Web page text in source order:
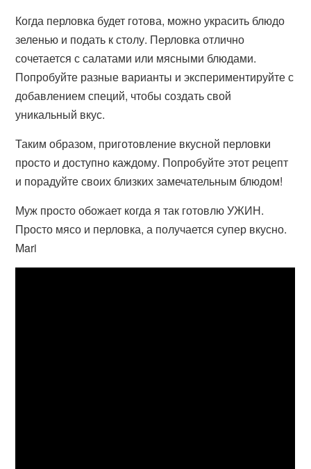
Когда перловка будет готова, можно украсить блюдо
зеленью и подать к столу. Перловка отлично
сочетается с салатами или мясными блюдами.
Попробуйте разные варианты и экспериментируйте с
добавлением специй, чтобы создать свой
уникальный вкус.
Таким образом, приготовление вкусной перловки
просто и доступно каждому. Попробуйте этот рецепт
и порадуйте своих близких замечательным блюдом!
Муж просто обожает когда я так готовлю УЖИН.
Просто мясо и перловка, а получается супер вкусно.
Mari